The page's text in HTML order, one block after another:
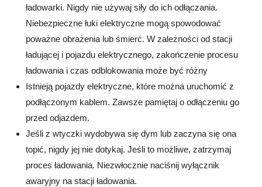
ładowarki. Nigdy nie używaj siły do ich odłączania.
Niebezpieczne łuki elektryczne mogą spowodować
poważne obrażenia lub śmierć. W zależności od stacji
ładującej i pojazdu elektrycznego, zakończenie procesu
ładowania i czas odblokowania może być różny
Istnieją pojazdy elektryczne, które można uruchomić z
podłączonym kablem. Zawsze pamiętaj o odłączeniu go
przed odjazdem.
Jeśli z wtyczki wydobywa się dym lub zaczyna się ona
topić, nigdy jej nie dotykaj. Jeśli to możliwe, zatrzymaj
proces ładowania. Niezwłocznie naciśnij wyłącznik
awaryjny na stacji ładowania.